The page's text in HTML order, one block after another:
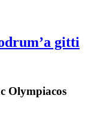
gitti
Olympiacos